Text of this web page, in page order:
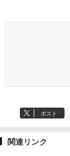
ポスト
関連リンク